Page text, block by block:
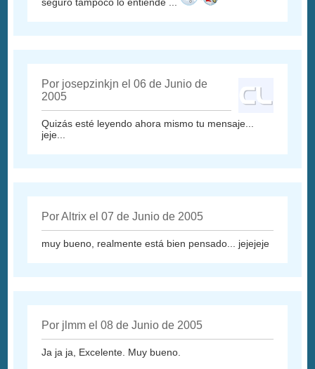
Por josepzinkjn el 06 de Junio de
2005
Quizás esté leyendo ahora mismo tu mensaje...
jeje...
Por Altrix el 07 de Junio de 2005
muy bueno, realmente está bien pensado... jejejeje
Por jlmm el 08 de Junio de 2005
Ja ja ja, Excelente. Muy bueno.